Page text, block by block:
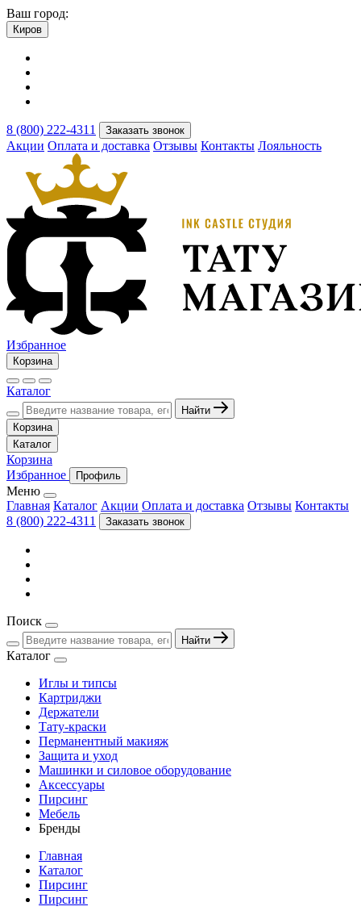
Ваш город:
Киров
8 (800) 222-4311 Заказать звонок
Акции Оплата и доставка Отзывы Контакты Лояльность
Избранное
Корзина
Каталог
Найти
Корзина
Каталог
Корзина
Избранное
Профиль
Меню
Главная Каталог Акции Оплата и доставка Отзывы Контакты
8 (800) 222-4311
Заказать звонок
Поиск
Найти
Каталог
Иглы и типсы
Картриджи
Держатели
Тату-краски
Перманентный макияж
Защита и уход
Машинки и силовое оборудование
Аксессуары
Пирсинг
Мебель
Бренды
Главная
Каталог
Пирсинг
Пирсинг